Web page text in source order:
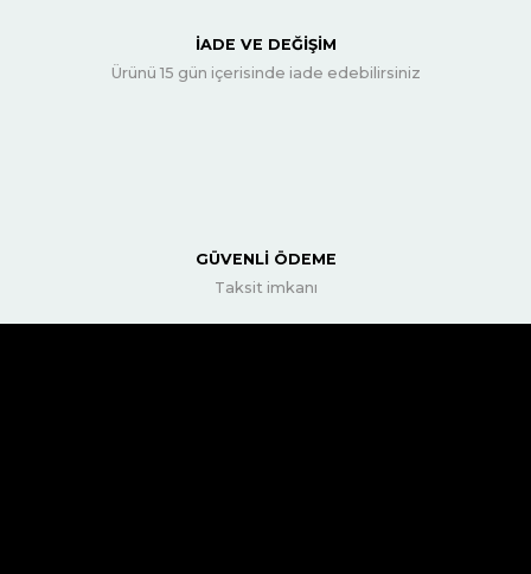
İADE VE DEĞİŞİM
Ürünü 15 gün içerisinde iade edebilirsiniz
GÜVENLİ ÖDEME
Taksit imkanı